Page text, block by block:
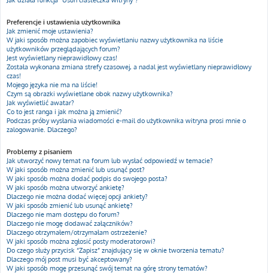
Preferencje i ustawienia użytkownika
Jak zmienić moje ustawienia?
W jaki sposób można zapobiec wyświetlaniu nazwy użytkownika na liście
użytkowników przeglądających forum?
Jest wyświetlany nieprawidłowy czas!
Została wykonana zmiana strefy czasowej, a nadal jest wyświetlany nieprawidłowy
czas!
Mojego języka nie ma na liście!
Czym są obrazki wyświetlane obok nazwy użytkownika?
Jak wyświetlić awatar?
Co to jest ranga i jak można ją zmienić?
Podczas próby wysłania wiadomości e-mail do użytkownika witryna prosi mnie o
zalogowanie. Dlaczego?
Problemy z pisaniem
Jak utworzyć nowy temat na forum lub wysłać odpowiedź w temacie?
W jaki sposób można zmienić lub usunąć post?
W jaki sposób można dodać podpis do swojego posta?
W jaki sposób można utworzyć ankietę?
Dlaczego nie można dodać więcej opcji ankiety?
W jaki sposób zmienić lub usunąć ankietę?
Dlaczego nie mam dostępu do forum?
Dlaczego nie mogę dodawać załączników?
Dlaczego otrzymałem/otrzymałam ostrzeżenie?
W jaki sposób można zgłosić posty moderatorowi?
Do czego służy przycisk “Zapisz” znajdujący się w oknie tworzenia tematu?
Dlaczego mój post musi być akceptowany?
W jaki sposób mogę przesunąć swój temat na górę strony tematów?